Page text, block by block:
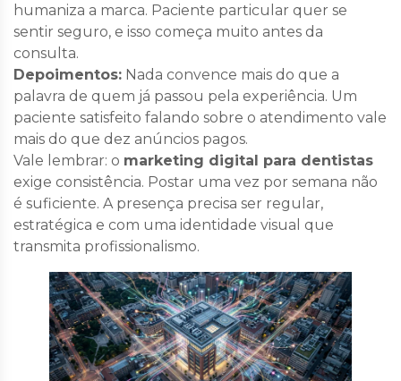
humaniza a marca. Paciente particular quer se
sentir seguro, e isso começa muito antes da
consulta.
Depoimentos: Nada convence mais do que a
palavra de quem já passou pela experiência. Um
paciente satisfeito falando sobre o atendimento vale
mais do que dez anúncios pagos.
Vale lembrar: o marketing digital para dentistas
exige consistência. Postar uma vez por semana não
é suficiente. A presença precisa ser regular,
estratégica e com uma identidade visual que
transmita profissionalismo.